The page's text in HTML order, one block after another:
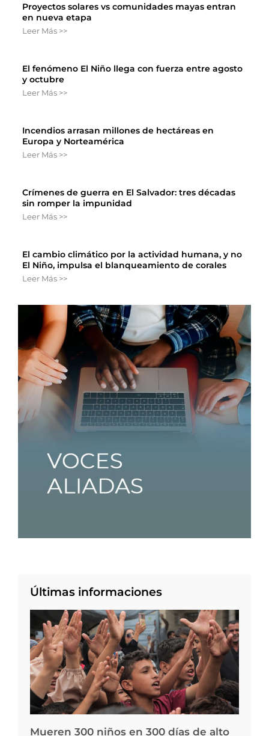
Proyectos solares vs comunidades mayas entran
en nueva etapa
Leer Más >>
El fenómeno El Niño llega con fuerza entre agosto
y octubre
Leer Más >>
Incendios arrasan millones de hectáreas en
Europa y Norteamérica
Leer Más >>
Crímenes de guerra en El Salvador: tres décadas
sin romper la impunidad
Leer Más >>
El cambio climático por la actividad humana, y no
El Niño, impulsa el blanqueamiento de corales
Leer Más >>
Últimas informaciones
Mueren 300 niños en 300 días de alto